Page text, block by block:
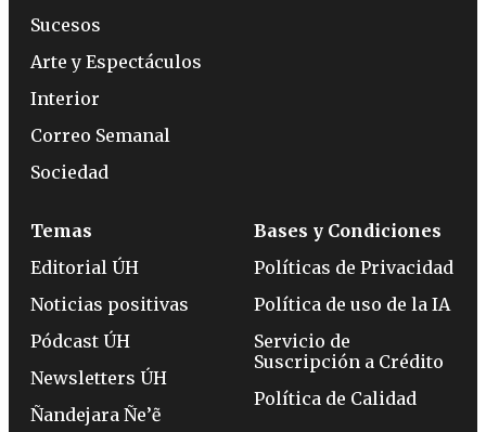
Sucesos
Arte y Espectáculos
Interior
Correo Semanal
Sociedad
Temas
Editorial ÚH
Noticias positivas
Pódcast ÚH
Newsletters ÚH
Ñandejara Ñe’ẽ
Bases y Condiciones
Políticas de Privacidad
Política de uso de la IA
Servicio de
Suscripción a Crédito
Política de Calidad